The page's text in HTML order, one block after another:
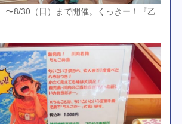
〜8/30（日）まで開催。くっきー！『乙